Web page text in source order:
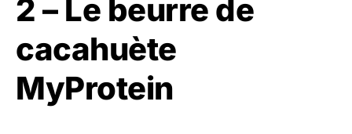
2 – Le beurre de
cacahuète
MyProtein